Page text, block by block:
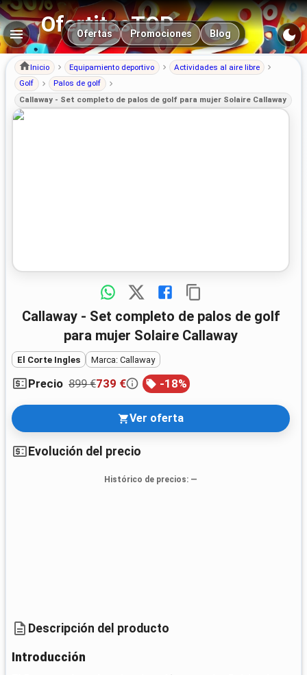
OfertitasTOP
Navegación principal
Ofertas Promociones Blog
Inicio Equipamiento deportivo
Actividades al aire libre
Golf
Palos de golf
Callaway - Set completo de palos de golf para mujer Solaire Callaway
Callaway - Set completo de palos de golf
para mujer Solaire Callaway
El Corte Ingles Marca: Callaway
Precio 899 €739 € -18%
Ver oferta
Evolución del precio
Histórico de precios: —
Descripción del producto
Introducción